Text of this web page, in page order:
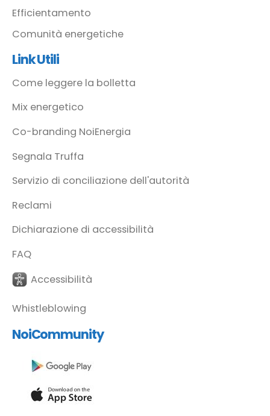
Efficientamento
Comunità energetiche
Link Utili
Come leggere la bolletta
Mix energetico
Co-branding NoiEnergia
Segnala Truffa
Servizio di conciliazione dell'autorità
Reclami
Dichiarazione di accessibilità
FAQ
Accessibilità
Whistleblowing
NoiCommunity